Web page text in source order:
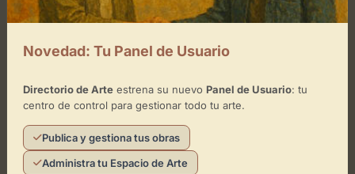
×
+
Toca el mapa para interactuar
Novedad: Tu Panel de Usuario
Directorio de Arteestrena su nuevo Panel de Usuario: tu
centro de control para gestionar todo tu arte.
Publica y gestiona tus obras
Administra tu Espacio de Arte